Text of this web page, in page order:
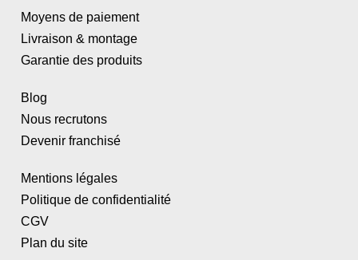
Moyens de paiement
Livraison & montage
Garantie des produits
Blog
Nous recrutons
Devenir franchisé
Mentions légales
Politique de confidentialité
CGV
Plan du site